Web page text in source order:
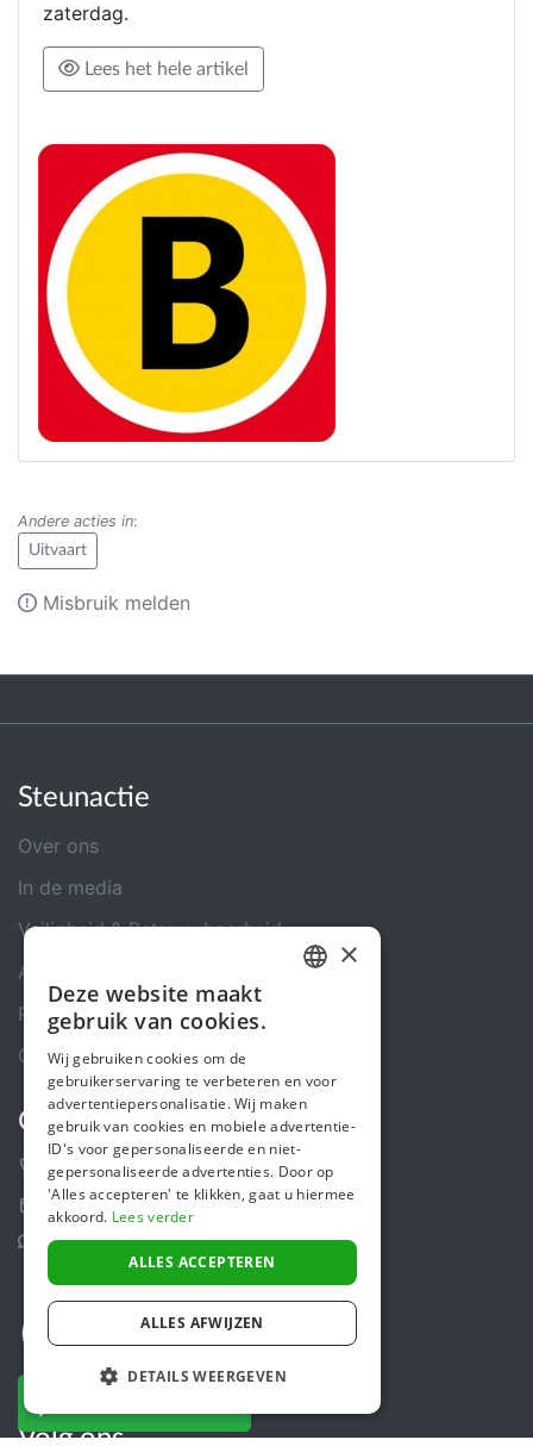
zaterdag.
Lees het hele artikel
Andere acties in:
Uitvaart
Misbruik melden
Steunactie
Over ons
In de media
Veiligheid & Betrouwbaarheid
Algemene voorwaarden
Privacybeleid
Cookiebeleid
Contact
+31 (0)85 488 4765
Contactformulier
Helpcentrum
Volg ons
ENGLISH
×
Deze website maakt
gebruik van cookies.
Wij gebruiken cookies om de
gebruikerservaring te verbeteren en voor
advertentiepersonalisatie. Wij maken
gebruik van cookies en mobiele advertentie-
ID's voor gepersonaliseerde en niet-
gepersonaliseerde advertenties. Door op
'Alles accepteren' te klikken, gaat u hiermee
akkoord. Lees verder
ALLES ACCEPTEREN
ALLES AFWIJZEN
DETAILS WEERGEVEN